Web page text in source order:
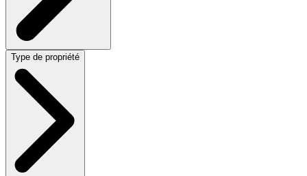
Type de propriété